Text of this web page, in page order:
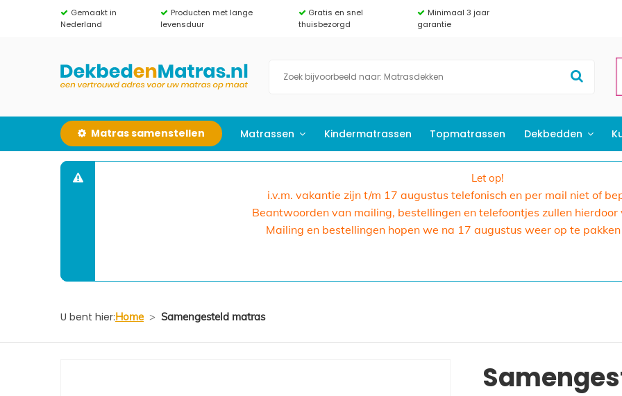
Gemaakt in
Nederland
Producten met lange
levensduur
Gratis en snel
thuisbezorgd
Minimaal 3 jaar
garantie
Matras samenstellen Matrassen Kindermatrassen Topmatrassen Dekbedden
Let op!
i.v.m. vakantie zijn t/m 17 augustus telefonisch en per mail niet of
Beantwoorden van mailing, bestellingen en telefoontjes zullen
Mailing en bestellingen hopen we na 17 augustus weer op te
U bent hier:Home > Samengesteld matras